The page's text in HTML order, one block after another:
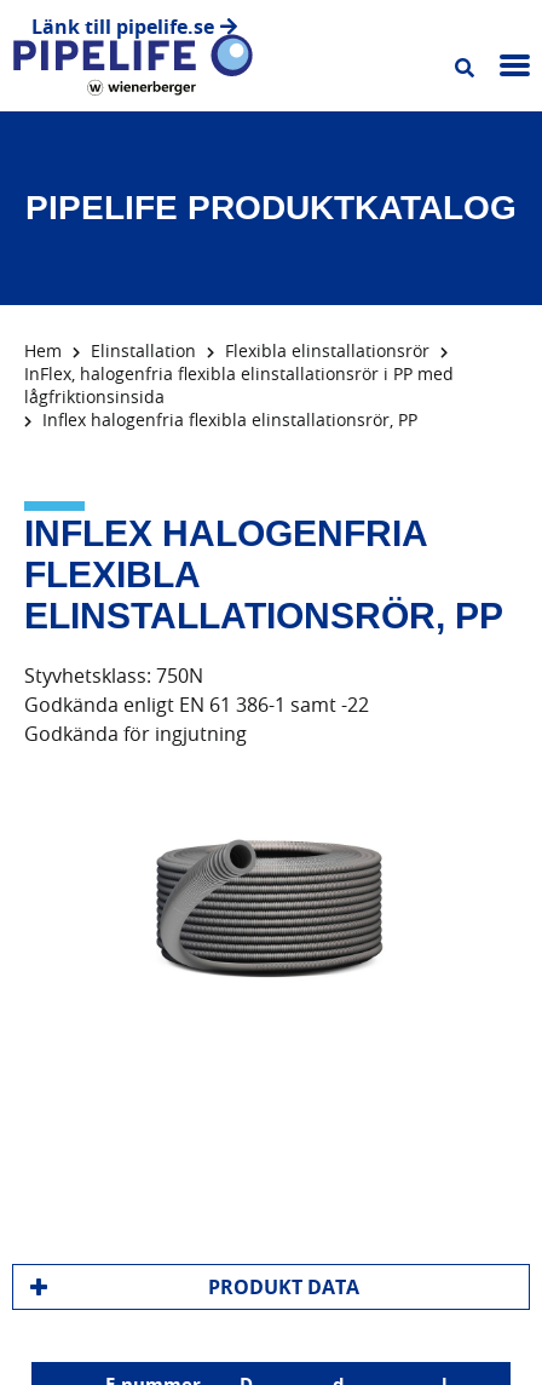
Länk till pipelife.se
PIPELIFE PRODUKTKATALOG
Hem Elinstallation
Flexibla elinstallationsrör
InFlex, halogenfria flexibla elinstallationsrör i PP med
lågfriktionsinsida
Inflex halogenfria flexibla elinstallationsrör, PP
INFLEX HALOGENFRIA
FLEXIBLA
ELINSTALLATIONSRÖR, PP
Styvhetsklass: 750N
Godkända enligt EN 61 386-1 samt -22
Godkända för ingjutning
PRODUKT DATA